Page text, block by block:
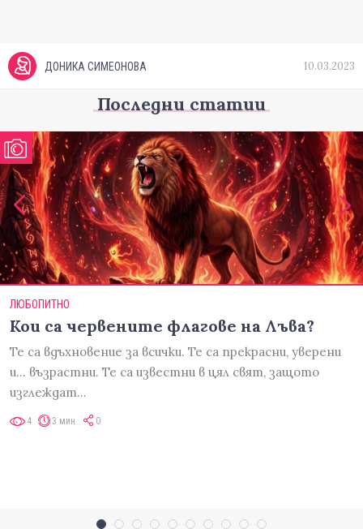
ДОНИКА СИМЕОНОВА 10.03.2023
Последни статии
ЛЮБОПИТНО
Кои са червените флагове на Лъва?
Те са вдъхновение за всички. Те са прекрасни, уверени
и... възрастни. Те са известни в цял свят, защото
изглеждат…
4 3 мин 0